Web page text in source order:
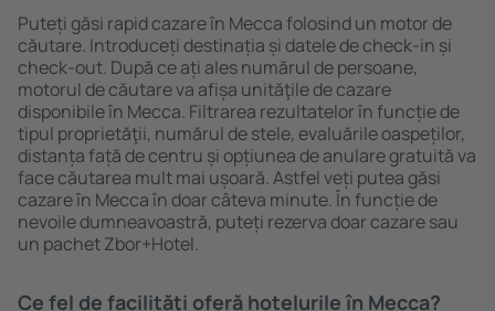
Puteți găsi rapid cazare în Mecca folosind un motor de
căutare. Introduceți destinația și datele de check-in și
check-out. După ce ați ales numărul de persoane,
motorul de căutare va afișa unităţile de cazare
disponibile în Mecca. Filtrarea rezultatelor în funcție de
tipul proprietăţii, numărul de stele, evaluările oaspeților,
distanța față de centru și opțiunea de anulare gratuită va
face căutarea mult mai ușoară. Astfel veți putea găsi
cazare în Mecca în doar câteva minute. În funcție de
nevoile dumneavoastră, puteți rezerva doar cazare sau
un pachet Zbor+Hotel.
Ce fel de facilităţi oferă hotelurile în Mecca?